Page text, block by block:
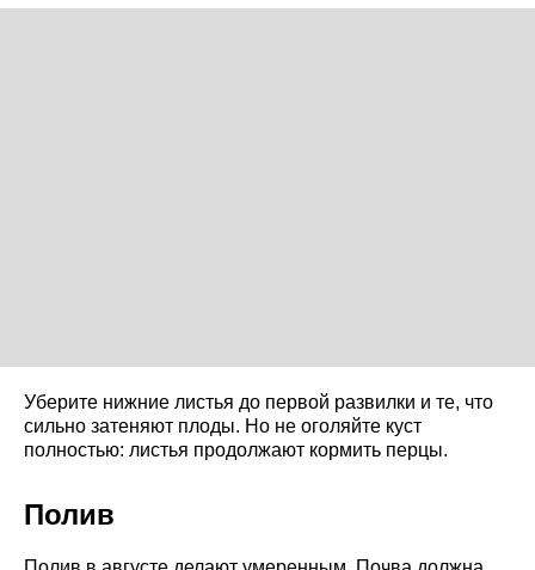
Уберите нижние листья до первой развилки и те, что
сильно затеняют плоды. Но не оголяйте куст
полностью: листья продолжают кормить перцы.
Полив